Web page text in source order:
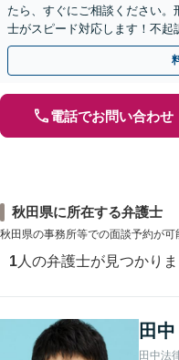
たら、すぐにご相談ください
士がスピード対応します！不
動を行います。
電話でお問い合わせ
秋田県に所在する弁護士
秋田県の事務所等での面談予約が可
1 人の弁護士が見つかり
田
田中法